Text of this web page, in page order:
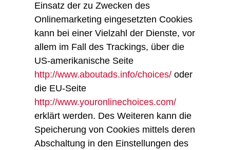
Einsatz der zu Zwecken des
Onlinemarketing eingesetzten Cookies
kann bei einer Vielzahl der Dienste, vor
allem im Fall des Trackings, über die
US-amerikanische Seite
http://www.aboutads.info/choices/oder
die EU-Seite
http://www.youronlinechoices.com/
erklärt werden. Des Weiteren kann die
Speicherung von Cookies mittels deren
Abschaltung in den Einstellungen des